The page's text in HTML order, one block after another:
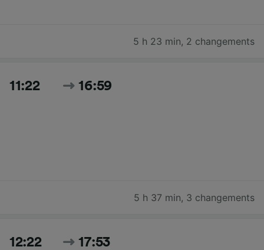
5 h 23 min, 2 changements
11:22 16:59
5 h 37 min, 3 changements
12:22 17:53